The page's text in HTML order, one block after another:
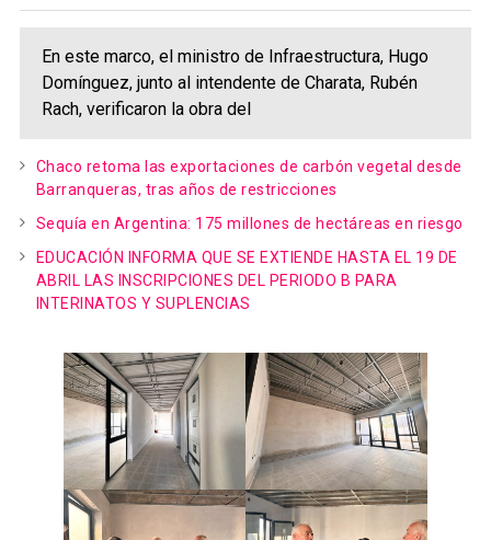
En este marco, el ministro de Infraestructura, Hugo
Domínguez, junto al intendente de Charata, Rubén
Rach, verificaron la obra del
Chaco retoma las exportaciones de carbón vegetal desde
Barranqueras, tras años de restricciones
Sequía en Argentina: 175 millones de hectáreas en riesgo
EDUCACIÓN INFORMA QUE SE EXTIENDE HASTA EL 19 DE
ABRIL LAS INSCRIPCIONES DEL PERIODO B PARA
INTERINATOS Y SUPLENCIAS